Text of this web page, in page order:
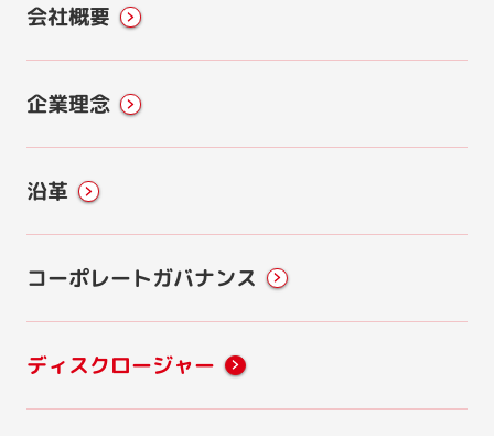
会社概要
企業理念
沿革
コーポレートガバナンス
ディスクロージャー